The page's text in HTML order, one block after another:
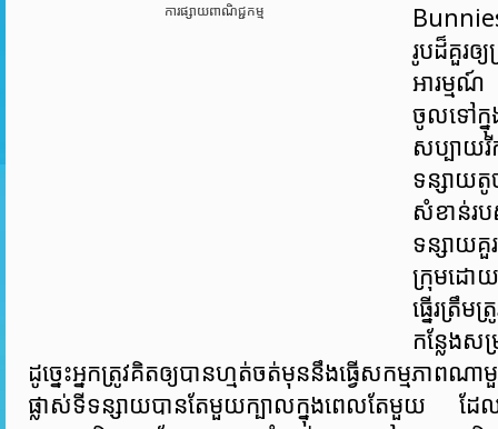
ការផ្សាយពាណិជ្ជកម្ម
រូបដ៏គួរ
អារម្មណ៍
ចូលទៅក្នុ
សប្បាយ
ទន្សា
សំខាន់រ
ទន្សាយ
ក្រុមដោយ
ធ្នើរត្រឹម
កន្លែងស
ដូច្នេះអ្នកត្រូវគិតឲ្យបានហ្មត់ចត់មុននឹងធ្វើសកម្មភ
ផ្លាស់ទីទន្សាយបានតែមួយក្បាលក្នុងពេលតែមួយ ដែ